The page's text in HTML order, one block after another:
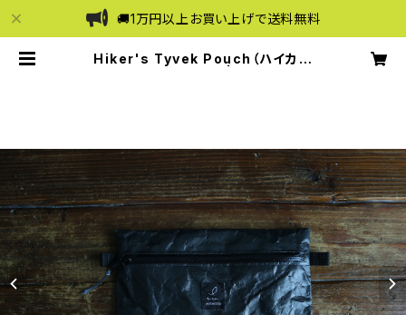
🚚1万円以上お買い上げで送料無料
Hiker's Tyvek Pouch（ハイカー